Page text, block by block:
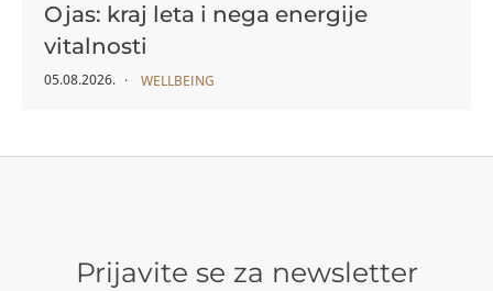
Ojas: kraj leta i nega energije
vitalnosti
05.08.2026. WELLBEING
Prijavite se za newsletter